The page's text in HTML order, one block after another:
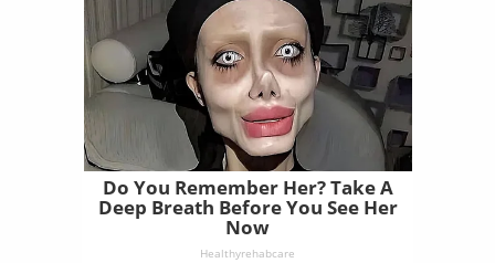
Do You Remember Her? Take A
Deep Breath Before You See Her
Now
Healthyrehabcare